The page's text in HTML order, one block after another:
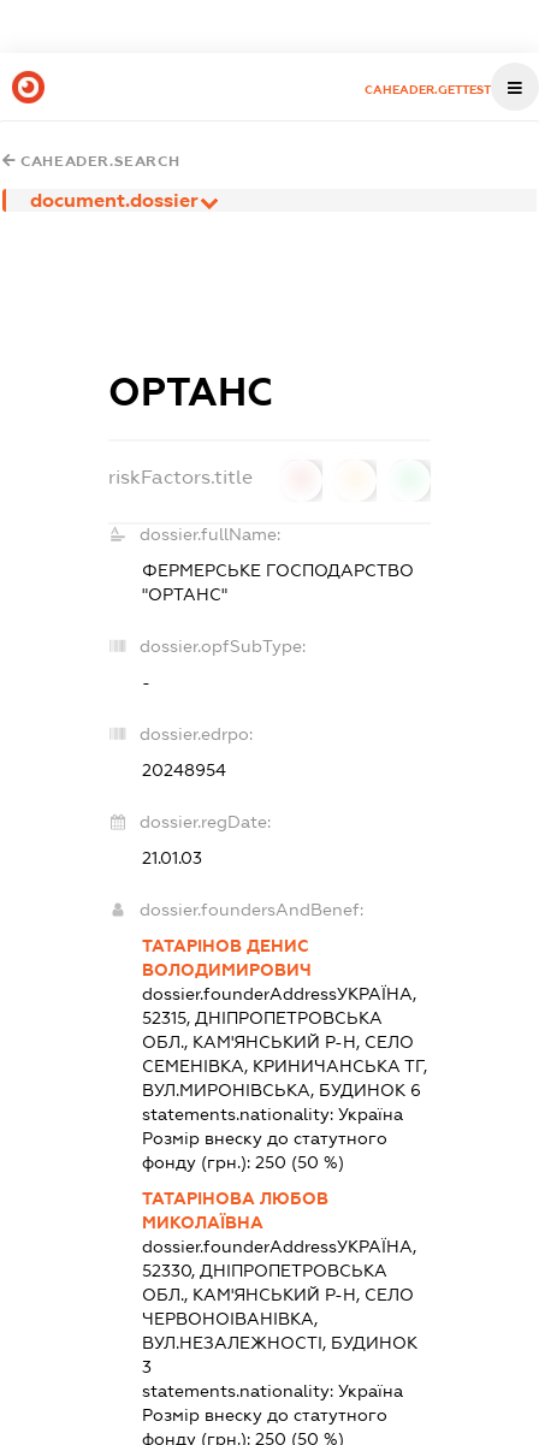
CAHEADER.GETTEST
CAHEADER.SEARCH
document.dossier
ОРТАНС
riskFactors.title
dossier.fullName:
ФЕРМЕРСЬКЕ ГОСПОДАРСТВО
"ОРТАНС"
dossier.opfSubType:
-
dossier.edrpo:
20248954
dossier.regDate:
21.01.03
dossier.foundersAndBenef:
ТАТАРІНОВ ДЕНИС
ВОЛОДИМИРОВИЧ
dossier.founderAddressУКРАЇНА,
52315, ДНІПРОПЕТРОВСЬКА
ОБЛ., КАМ'ЯНСЬКИЙ Р-Н, СЕЛО
СЕМЕНІВКА, КРИНИЧАНСЬКА ТГ,
ВУЛ.МИРОНІВСЬКА, БУДИНОК 6
statements.nationality:Україна
Розмір внеску до статутного
фонду (грн.):250 (50 %)
ТАТАРІНОВА ЛЮБОВ
МИКОЛАЇВНА
dossier.founderAddressУКРАЇНА,
52330, ДНІПРОПЕТРОВСЬКА
ОБЛ., КАМ'ЯНСЬКИЙ Р-Н, СЕЛО
ЧЕРВОНОІВАНІВКА,
ВУЛ.НЕЗАЛЕЖНОСТІ, БУДИНОК
3
statements.nationality:Україна
Розмір внеску до статутного
фонду (грн.):250 (50 %)